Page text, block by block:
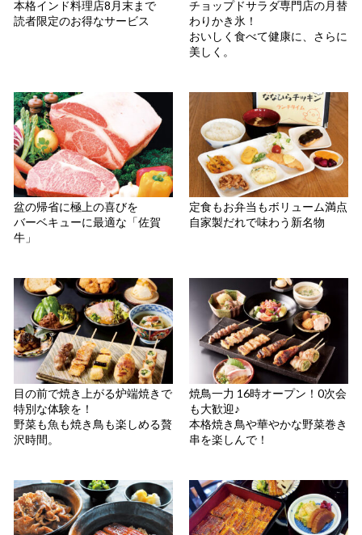
本格インド料理店8月末まで
読者限定のお得なサービス
チョップドサラダ専門店の月替
わりかき氷！
おいしく食べて健康に、さらに
美しく。
盆の帰省に極上の喜びを
バーベキューに最適な「佐賀
牛」
定食もお弁当もボリューム満点
自家製だれで味わう新名物
目の前で焼き上がる炉端焼きで
特別な体験を！
野菜も魚も焼き鳥も楽しめる贅
沢時間。
焼鳥一力 16時オープン！0次会
も大歓迎♪
本格焼き鳥や華やかな野菜巻き
串を楽しんで！